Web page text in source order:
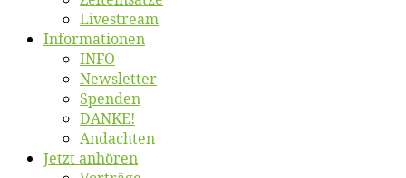
Live­stream
Informatio­nen
INFO
News­let­ter
Spen­den
DANKE!
An­dach­ten
Jetzt an­hö­ren